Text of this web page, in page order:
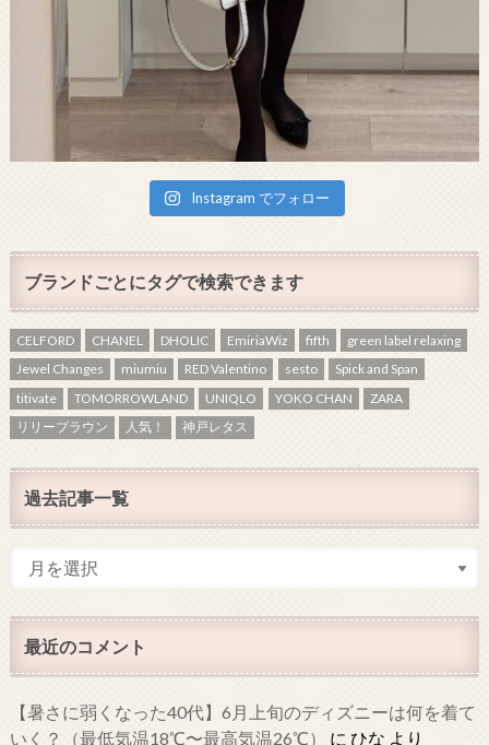
Instagram でフォロー
ブランドごとにタグで検索できます
CELFORD CHANEL DHOLIC EmiriaWiz fifth
green label relaxing
Jewel Changes
miumiu RED Valentino sesto
Spick and Span
titivate
TOMORROWLAND UNIQLO YOKO CHAN
ZARA
リリーブラウン
人気！ 神戸レタス
過去記事一覧
最近のコメント
【暑さに弱くなった40代】6月上旬のディズニーは何を着て
いく？（最低気温18℃〜最高気温26℃）
に ひな より